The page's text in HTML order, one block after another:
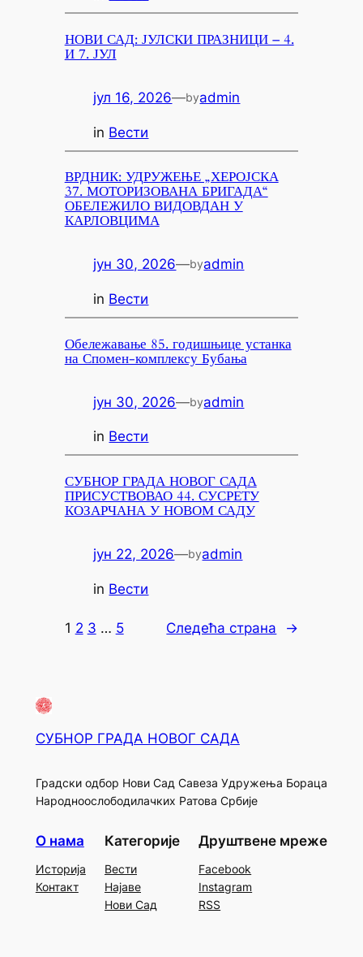
НОВИ САД: ЈУЛСКИ ПРАЗНИЦИ – 4.
И 7. ЈУЛ
јул 16, 2026—byadmin
in Вести
ВРДНИК: УДРУЖЕЊЕ „ХЕРОЈСКА
37. МОТОРИЗОВАНА БРИГАДА“
ОБЕЛЕЖИЛО ВИДОВДАН У
КАРЛОВЦИМА
јун 30, 2026—byadmin
in Вести
Обележавање 85. годишњице устанка
на Спомен-комплексу Бубања
јун 30, 2026—byadmin
in Вести
СУБНОР ГРАДА НОВОГ САДА
ПРИСУСТВОВАО 44. СУСРЕТУ
КОЗАРЧАНА У НОВОМ САДУ
јун 22, 2026—byadmin
in Вести
1 2 3 … 5 Следећа страна →
СУБНОР ГРАДА НОВОГ САДА
Градски одбор Нови Сад Савеза Удружења Бораца
Народноослободилачких Ратова Србије
О нама
Историја
Контакт
Категорије
Вести
Најаве
Нови Сад
Друштвене мреже
Facebook
Instagram
RSS